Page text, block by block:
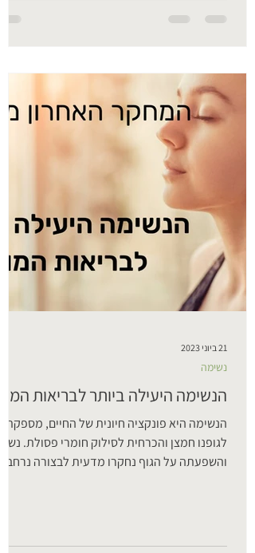
הנשימה היעילה ביותר לבריאות
הנשימה היא פונקציה חיונית של החיים, מספקת
לגופנו חמצן והכרחית לסילוק חומרי פסולת.
והשפעתה על הגוף נחקרו מדעית לבצורה
נשימה
21 ביוני 2023